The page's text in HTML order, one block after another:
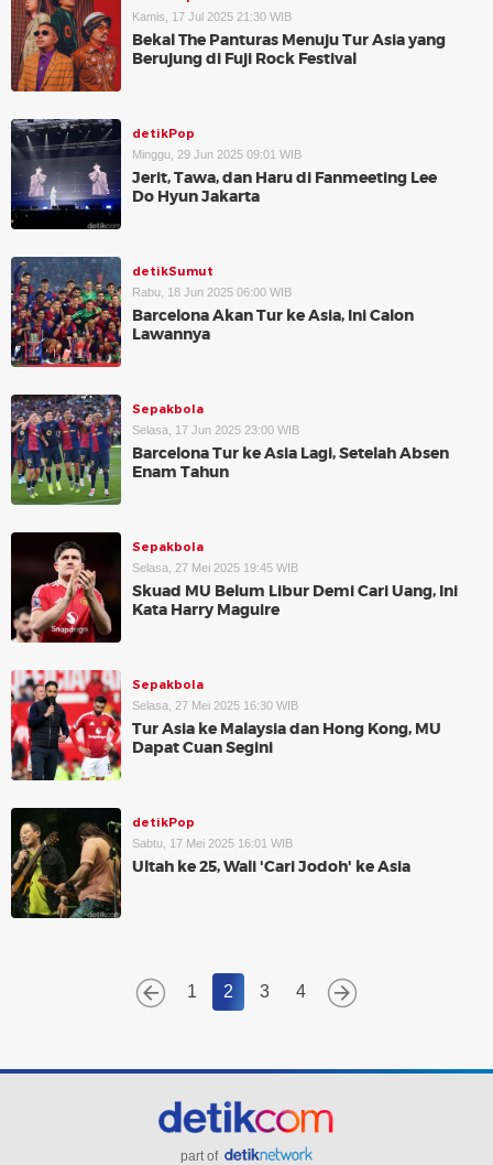
Kamis, 17 Jul 2025 21:30 WIB
Bekal The Panturas Menuju Tur Asia yang
Berujung di Fuji Rock Festival
detikPop
Minggu, 29 Jun 2025 09:01 WIB
Jerit, Tawa, dan Haru di Fanmeeting Lee
Do Hyun Jakarta
detikSumut
Rabu, 18 Jun 2025 06:00 WIB
Barcelona Akan Tur ke Asia, Ini Calon
Lawannya
Sepakbola
Selasa, 17 Jun 2025 23:00 WIB
Barcelona Tur ke Asia Lagi, Setelah Absen
Enam Tahun
Sepakbola
Selasa, 27 Mei 2025 19:45 WIB
Skuad MU Belum Libur Demi Cari Uang, Ini
Kata Harry Maguire
Sepakbola
Selasa, 27 Mei 2025 16:30 WIB
Tur Asia ke Malaysia dan Hong Kong, MU
Dapat Cuan Segini
detikPop
Sabtu, 17 Mei 2025 16:01 WIB
Ultah ke 25, Wali 'Cari Jodoh' ke Asia
1 2 3 4
part of